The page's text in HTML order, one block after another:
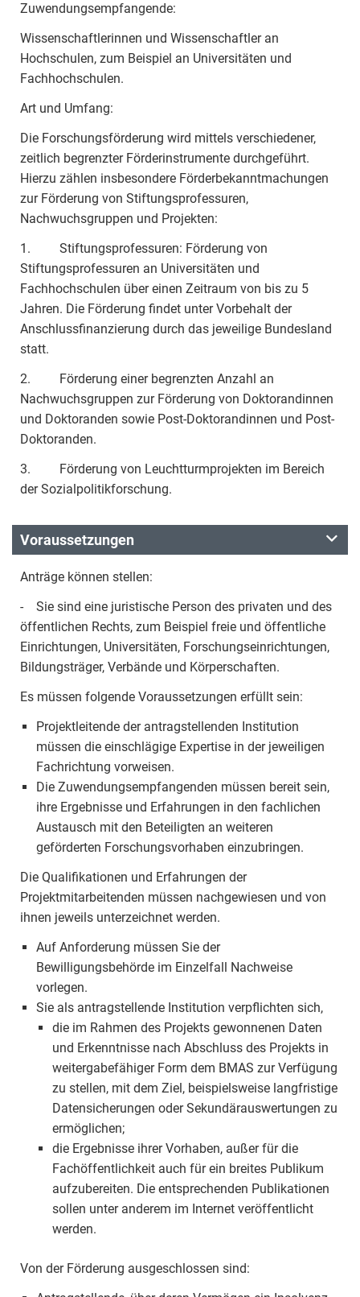
Zuwendungsempfangende:
Wissenschaftlerinnen und Wissenschaftler an
Hochschulen, zum Beispiel an Universitäten und
Fachhochschulen.
Art und Umfang:
Die Forschungsförderung wird mittels verschiedener,
zeitlich begrenzter Förderinstrumente durchgeführt.
Hierzu zählen insbesondere Förderbekanntmachungen
zur Förderung von Stiftungsprofessuren,
Nachwuchsgruppen und Projekten:
1. Stiftungsprofessuren: Förderung von
Stiftungsprofessuren an Universitäten und
Fachhochschulen über einen Zeitraum von bis zu 5
Jahren. Die Förderung findet unter Vorbehalt der
Anschlussfinanzierung durch das jeweilige Bundesland
statt.
2. Förderung einer begrenzten Anzahl an
Nachwuchsgruppen zur Förderung von Doktorandinnen
und Doktoranden sowie Post-Doktorandinnen und Post-
Doktoranden.
3. Förderung von Leuchtturmprojekten im Bereich
der Sozialpolitikforschung.
Voraussetzungen
Anträge können stellen:
- Sie sind eine juristische Person des privaten und des
öffentlichen Rechts, zum Beispiel freie und öffentliche
Einrichtungen, Universitäten, Forschungseinrichtungen,
Bildungsträger, Verbände und Körperschaften.
Es müssen folgende Voraussetzungen erfüllt sein:
Projektleitende der antragstellenden Institution
müssen die einschlägige Expertise in der jeweiligen
Fachrichtung vorweisen.
Die Zuwendungsempfangenden müssen bereit sein,
ihre Ergebnisse und Erfahrungen in den fachlichen
Austausch mit den Beteiligten an weiteren
geförderten Forschungsvorhaben einzubringen.
Die Qualifikationen und Erfahrungen der
Projektmitarbeitenden müssen nachgewiesen und von
ihnen jeweils unterzeichnet werden.
Auf Anforderung müssen Sie der
Bewilligungsbehörde im Einzelfall Nachweise
vorlegen.
Sie als antragstellende Institution verpflichten sich,
die im Rahmen des Projekts gewonnenen Daten
und Erkenntnisse nach Abschluss des Projekts in
weitergabefähiger Form dem BMAS zur Verfügung
zu stellen, mit dem Ziel, beispielsweise langfristige
Datensicherungen oder Sekundärauswertungen zu
ermöglichen;
die Ergebnisse ihrer Vorhaben, außer für die
Fachöffentlichkeit auch für ein breites Publikum
aufzubereiten. Die entsprechenden Publikationen
sollen unter anderem im Internet veröffentlicht
werden.
Von der Förderung ausgeschlossen sind: